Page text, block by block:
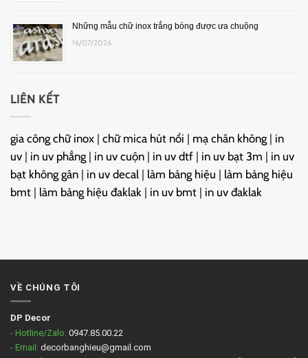
Những mẫu chữ inox trắng bóng được ưa chuộng
16/07/2026
LIÊN KẾT
gia công chữ inox | chữ mica hút nổi | mạ chân không | in
uv | in uv phẳng | in uv cuộn | in uv dtf | in uv bạt 3m | in uv
bạt không gân | in uv decal | làm bảng hiệu | làm bảng hiệu
bmt | làm bảng hiệu đaklak | in uv bmt | in uv đaklak
VỀ CHÚNG TÔI
DP Decor
- Hotline/Zalo: 0947.85.00.22
- Email: decorbanghieu@gmail.com